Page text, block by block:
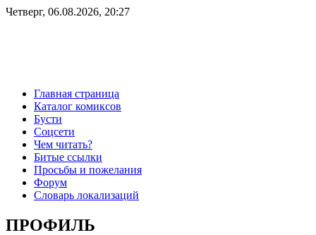
Четверг, 06.08.2026, 20:27
Главная страница
Каталог комиксов
Бусти
Соцсети
Чем читать?
Битые ссылки
Просьбы и пожелания
Форум
Словарь локализаций
ПРОФИЛЬ